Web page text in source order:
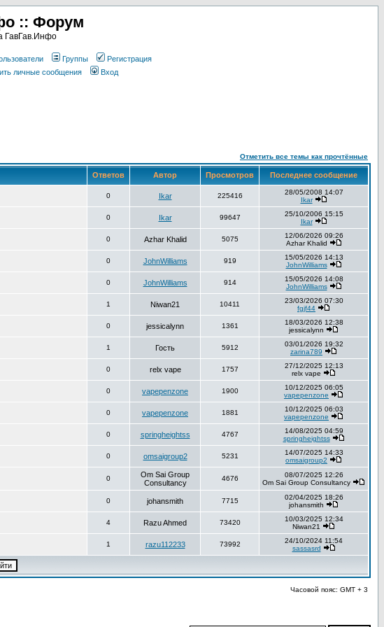
:: Форум
ГавГав.Инфо
Группы
Регистрация
личные сообщения Вход
Отметить все темы как прочтённые
Ответов Автор Просмотров Последнее сообщение
0 Ikar 225416
28/05/2008 14:07
Ikar
0 Ikar 99647
25/10/2006 15:15
Ikar
0 Azhar Khalid 5075
12/06/2026 09:26
Azhar Khalid
0 JohnWilliams 919
15/05/2026 14:13
JohnWilliams
0 JohnWilliams 914
15/05/2026 14:08
JohnWilliams
1 Niwan21 10411
23/03/2026 07:30
fgjf44
0 jessicalynn 1361
18/03/2026 12:38
jessicalynn
1 Гость 5912
03/01/2026 19:32
zarina789
0 relx vape 1757
27/12/2025 12:13
relx vape
0 vapepenzone 1900
10/12/2025 06:05
vapepenzone
0 vapepenzone 1881
10/12/2025 06:03
vapepenzone
0 springheightss 4767
14/08/2025 04:59
springheightss
0 omsaigroup2 5231
14/07/2025 14:33
omsaigroup2
0
Om Sai Group
Consultancy
4676
08/07/2025 12:26
Om Sai Group Consultancy
0 johansmith 7715
02/04/2025 18:26
johansmith
4 Razu Ahmed 73420
10/03/2025 12:34
Niwan21
1 razu112233 73992
24/10/2024 11:54
sassasrd
Часовой пояс: GMT + 3